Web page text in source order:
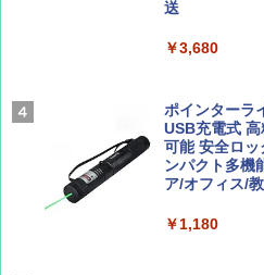
AIRLINE（エ
集】ボーイン
￥1,760
ァキア 2026
新しい日本地
解く (講談社
￥1,540
￥5,999
ーティング
簡単設置 ポ
ュ(BC仕様)
￥9,990
送
￥3,680
ポインターラ
USB充電式
可能 安全ロッ
ンパクト多機
ア/オフィス/
￥1,180